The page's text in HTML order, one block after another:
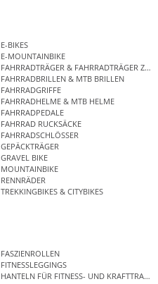
E-BIKES
E-MOUNTAINBIKE
FAHRRADTRÄGER & FAHRRADTRÄGER
FAHRRADBRILLEN & MTB BRILLEN
FAHRRADGRIFFE
FAHRRADHELME & MTB HELME
FAHRRADPEDALE
FAHRRAD RUCKSÄCKE
FAHRRADSCHLÖSSER
GEPÄCKTRÄGER
GRAVEL BIKE
MOUNTAINBIKE
RENNRÄDER
TREKKINGBIKES & CITYBIKES
FASZIENROLLEN
FITNESSLEGGINGS
HANTELN FÜR FITNESS- UND